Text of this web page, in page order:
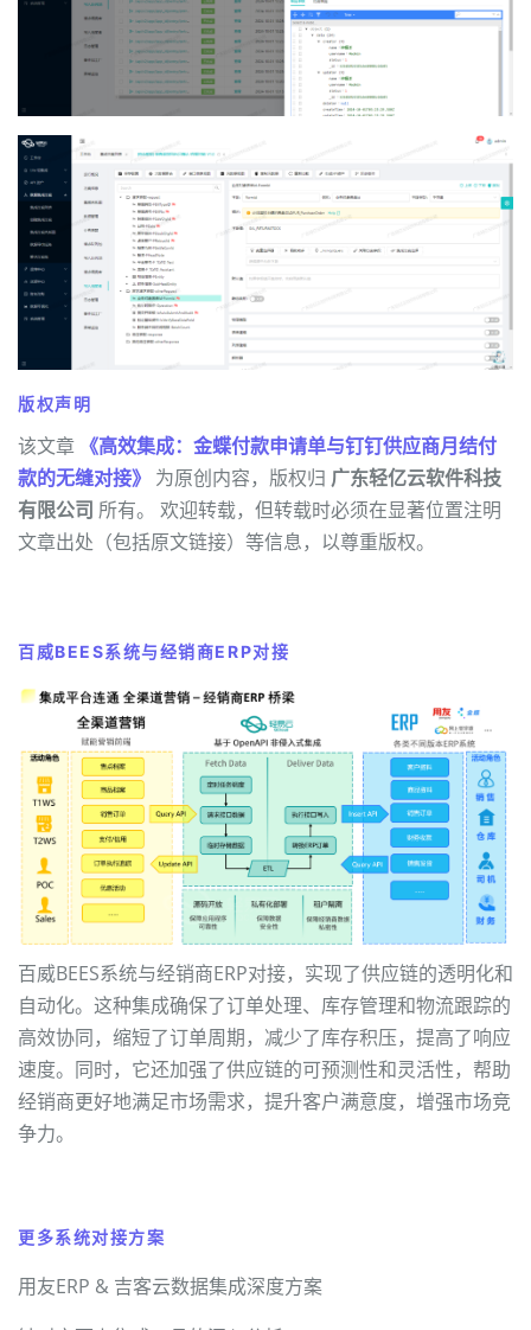
版权声明
该文章 《高效集成：金蝶付款申请单与钉钉供应商月结付
款的无缝对接》 为原创内容，版权归 广东轻亿云软件科技
有限公司 所有。 欢迎转载，但转载时必须在显著位置注明
文章出处（包括原文链接）等信息，以尊重版权。
百威BEES系统与经销商ERP对接
百威BEES系统与经销商ERP对接，实现了供应链的透明化和
自动化。这种集成确保了订单处理、库存管理和物流跟踪的
高效协同，缩短了订单周期，减少了库存积压，提高了响应
速度。同时，它还加强了供应链的可预测性和灵活性，帮助
经销商更好地满足市场需求，提升客户满意度，增强市场竞
争力。
更多系统对接方案
用友ERP & 吉客云数据集成深度方案